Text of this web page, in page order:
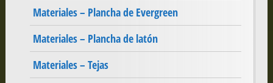
Materiales – Plancha de Evergreen
Materiales – Plancha de latón
Materiales – Tejas